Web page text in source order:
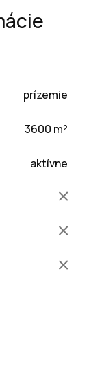
prízemie
3600 m²
aktívne